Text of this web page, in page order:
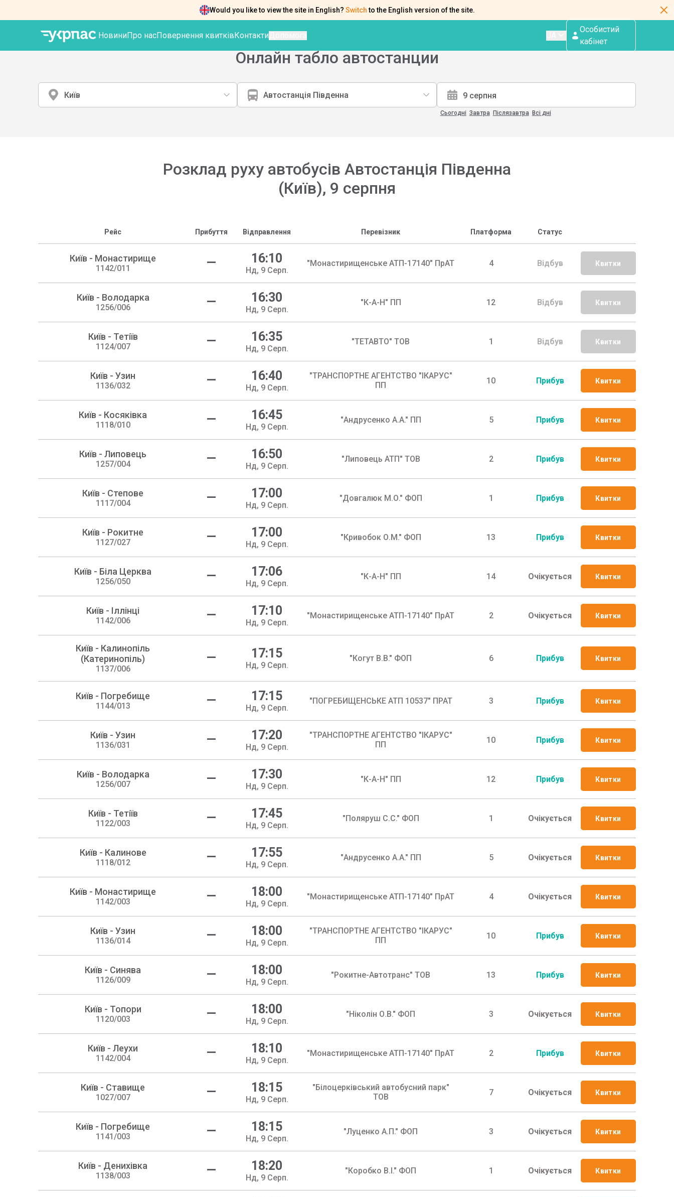
Would you like to view the site in English? Switch to the English version of the site.
НовиниПро насПовернення квитківКонтакти
Особистий
кабінет
Онлайн табло автостанции
Київ Автостанція Південна
Сьогодні Завтра Післязавтра Всі дні
Розклад руху автобусів Автостанція Південна
(Київ), 9 серпня
Рейс Прибуття Відправлення Перевізник Платформа Статус
Київ - Монастирище
1142/011 — 16:10
Нд, 9 Серп.
"Монастирищенське АТП-17140" ПрАТ 4 Відбув Квитки
Київ - Володарка
1256/006 — 16:30
Нд, 9 Серп.
"К-А-Н" ПП 12 Відбув Квитки
Київ - Тетіїв
1124/007 — 16:35
Нд, 9 Серп.
"ТЕТАВТО" ТОВ 1 Відбув Квитки
Київ - Узин
1136/032 — 16:40
Нд, 9 Серп.
"ТРАНСПОРТНЕ АГЕНТСТВО "ІКАРУС"
ПП
10 Прибув Квитки
Київ - Косяківка
1118/010 — 16:45
Нд, 9 Серп.
"Андрусенко А.А." ПП 5 Прибув Квитки
Київ - Липовець
1257/004 — 16:50
Нд, 9 Серп.
"Липовець АТП" ТОВ 2 Прибув Квитки
Київ - Степове
1117/004 — 17:00
Нд, 9 Серп.
"Довгалюк М.О." ФОП 1 Прибув Квитки
Київ - Рокитне
1127/027 — 17:00
Нд, 9 Серп.
"Кривобок О.М." ФОП 13 Прибув Квитки
Київ - Біла Церква
1256/050 — 17:06
Нд, 9 Серп.
"К-А-Н" ПП 14 Очікується Квитки
Київ - Іллінці
1142/006 — 17:10
Нд, 9 Серп.
"Монастирищенське АТП-17140" ПрАТ 2 Очікується Квитки
Київ - Калинопіль
(Катеринопіль)
1137/006
— 17:15
Нд, 9 Серп.
"Когут В.В." ФОП 6 Прибув Квитки
Київ - Погребище
1144/013 — 17:15
Нд, 9 Серп.
"ПОГРЕБИЩЕНСЬКЕ АТП 10537" ПРАТ 3 Прибув Квитки
Київ - Узин
1136/031 — 17:20
Нд, 9 Серп.
"ТРАНСПОРТНЕ АГЕНТСТВО "ІКАРУС"
ПП
10 Прибув Квитки
Київ - Володарка
1256/007 — 17:30
Нд, 9 Серп.
"К-А-Н" ПП 12 Прибув Квитки
Київ - Тетіїв
1122/003 — 17:45
Нд, 9 Серп.
"Поляруш С.С." ФОП 1 Очікується Квитки
Київ - Калинове
1118/012 — 17:55
Нд, 9 Серп.
"Андрусенко А.А." ПП 5 Очікується Квитки
Київ - Монастирище
1142/003 — 18:00
Нд, 9 Серп.
"Монастирищенське АТП-17140" ПрАТ 4 Очікується Квитки
Київ - Узин
1136/014 — 18:00
Нд, 9 Серп.
"ТРАНСПОРТНЕ АГЕНТСТВО "ІКАРУС"
ПП
10 Прибув Квитки
Київ - Синява
1126/009 — 18:00
Нд, 9 Серп.
"Рокитне-Автотранс" ТОВ 13 Прибув Квитки
Київ - Топори
1120/003 — 18:00
Нд, 9 Серп.
"Ніколін О.В." ФОП 3 Очікується Квитки
Київ - Леухи
1142/004 — 18:10
Нд, 9 Серп.
"Монастирищенське АТП-17140" ПрАТ 2 Прибув Квитки
Київ - Ставище
1027/007 — 18:15
Нд, 9 Серп.
"Бiлоцеркiвський автобусний парк"
ТОВ
7 Очікується Квитки
Київ - Погребище
1141/003 — 18:15
Нд, 9 Серп.
"Луценко А.П." ФОП 3 Очікується Квитки
Київ - Денихівка
1138/003 — 18:20
Нд, 9 Серп.
"Коробко В.І." ФОП 1 Очікується Квитки